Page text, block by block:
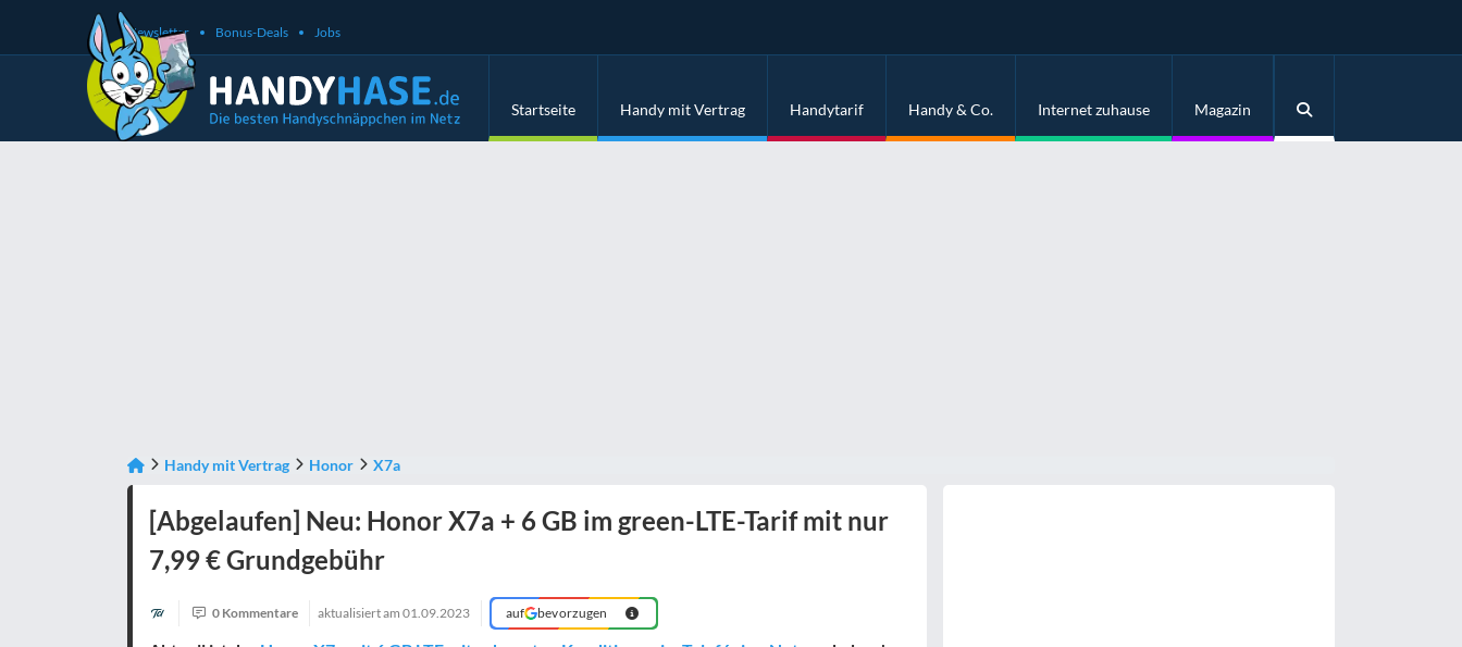
Newsletter Bonus-Deals Jobs
Startseite Handy mit Vertrag Handytarif Handy & Co. Internet zuhause Magazin
Handy mit Vertrag Honor X7a
[Abgelaufen] Neu: Honor X7a + 6 GB im green-LTE-Tarif mit nur
7,99 € Grundgebühr
0 Kommentare aktualisiert am 01.09.2023 auf bevorzugen